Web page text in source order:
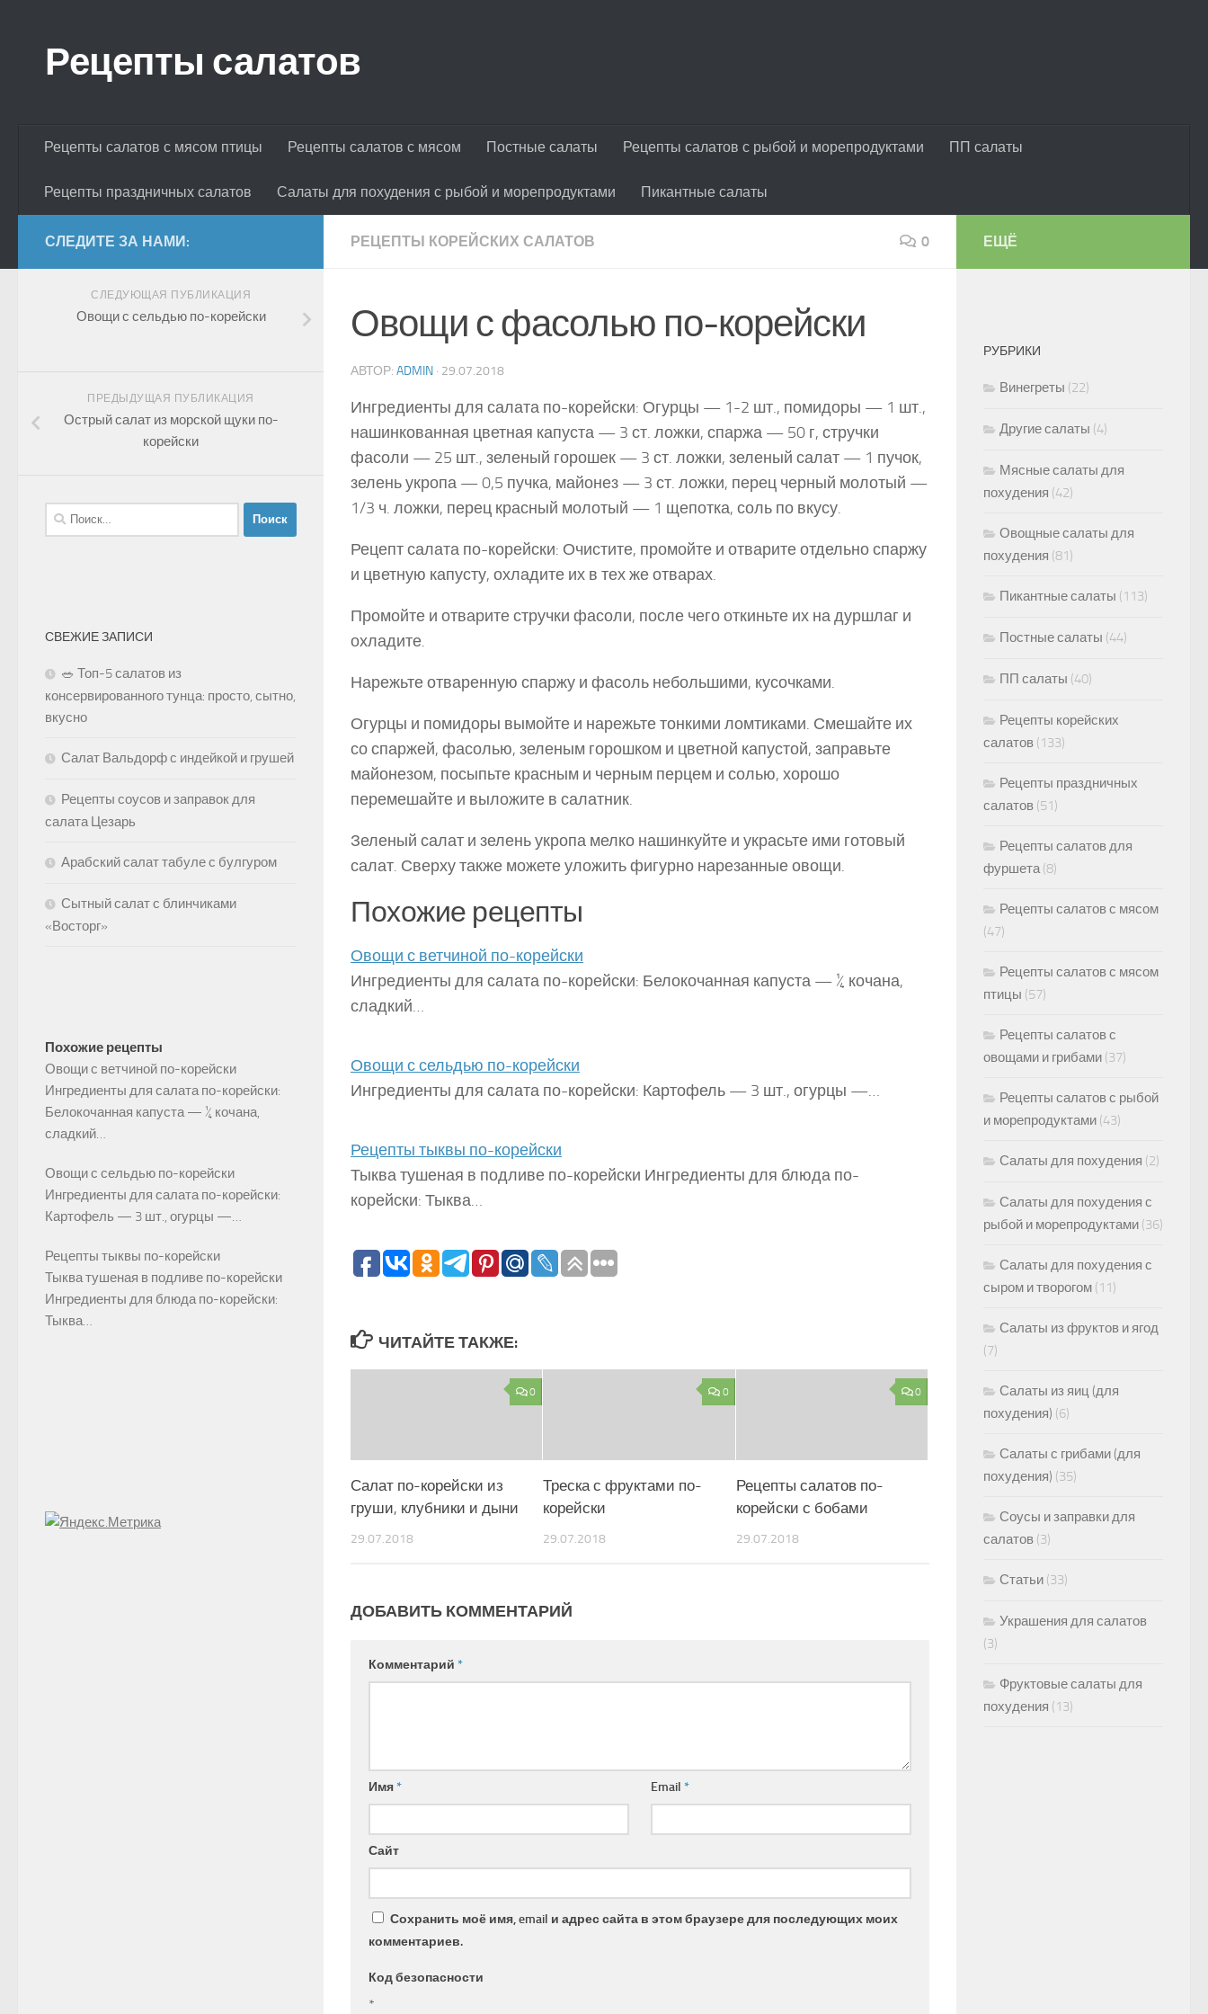
Рецепты салатов
Рецепты салатов с мясом птицы Рецепты салатов с мясом Постные салаты Рецепты салатов с рыбой и морепродуктами ПП салаты
Рецепты праздничных салатов Салаты для похудения с рыбой и морепродуктами Пикантные салаты
РЕЦЕПТЫ КОРЕЙСКИХ САЛАТОВ 0
Овощи с фасолью по-корейски
АВТОР: ADMIN · 29.07.2018
Ингредиенты для салата по-корейски: Огурцы — 1-2 шт., помидоры — 1 шт.,
нашинкованная цветная капуста — 3 ст. ложки, спаржа — 50 г, стручки
фасоли — 25 шт., зеленый горошек — 3 ст. ложки, зеленый салат — 1 пучок,
зелень укропа — 0,5 пучка, майонез — 3 ст. ложки, перец черный молотый —
1/3 ч. ложки, перец красный молотый — 1 щепотка, соль по вкусу.
Рецепт салата по-корейски: Очистите, промойте и отварите отдельно спаржу
и цветную капусту, охладите их в тех же отварах.
Промойте и отварите стручки фасоли, после чего откиньте их на дуршлаг и
охладите.
Нарежьте отваренную спаржу и фасоль небольшими, кусочками.
Огурцы и помидоры вымойте и нарежьте тонкими ломтиками. Смешайте их
со спаржей, фасолью, зеленым горошком и цветной капустой, заправьте
майонезом, посыпьте красным и черным перцем и солью, хорошо
перемешайте и выложите в салатник.
Зеленый салат и зелень укропа мелко нашинкуйте и украсьте ими готовый
салат. Сверху также можете уложить фигурно нарезанные овощи.
Похожие рецепты
Овощи с ветчиной по-корейски
Ингредиенты для салата по-корейски: Белокочанная капуста — ¼ кочана,
сладкий…
Овощи с сельдью по-корейски
Ингредиенты для салата по-корейски: Картофель — 3 шт., огурцы —…
Рецепты тыквы по-корейски
Тыква тушеная в подливе по-корейски Ингредиенты для блюда по-
корейски: Тыква…
ЧИТАЙТЕ ТАКЖЕ:
0
Салат по-корейски из
груши, клубники и дыни
29.07.2018
0
Треска с фруктами по-
корейски
29.07.2018
0
Рецепты салатов по-
корейски с бобами
29.07.2018
ДОБАВИТЬ КОММЕНТАРИЙ
Комментарий *
Имя* Email*
Сайт
Сохранить моё имя, email и адрес сайта в этом браузере для последующих моих
комментариев.
Код безопасности
*
СЛЕДИТЕ ЗА НАМИ:
СЛЕДУЮЩАЯ ПУБЛИКАЦИЯ
Овощи с сельдью по-корейски
ПРЕДЫДУЩАЯ ПУБЛИКАЦИЯ
Острый салат из морской щуки по-
корейски
Найти:
СВЕЖИЕ ЗАПИСИ
🥗 Топ-5 салатов из
консервированного тунца: просто, сытно,
вкусно
Салат Вальдорф с индейкой и грушей
Рецепты соусов и заправок для
салата Цезарь
Арабский салат табуле с булгуром
Сытный салат с блинчиками
«Восторг»
Похожие рецепты
Овощи с ветчиной по-корейски
Ингредиенты для салата по-корейски:
Белокочанная капуста — ¼ кочана,
сладкий…
Овощи с сельдью по-корейски
Ингредиенты для салата по-корейски:
Картофель — 3 шт., огурцы —…
Рецепты тыквы по-корейски
Тыква тушеная в подливе по-корейски
Ингредиенты для блюда по-корейски:
Тыква…
ЕЩЁ
РУБРИКИ
Винегреты (22)
Другие салаты (4)
Мясные салаты для
похудения (42)
Овощные салаты для
похудения (81)
Пикантные салаты (113)
Постные салаты (44)
ПП салаты (40)
Рецепты корейских
салатов (133)
Рецепты праздничных
салатов (51)
Рецепты салатов для
фуршета(8)
Рецепты салатов с мясом
(47)
Рецепты салатов с мясом
птицы (57)
Рецепты салатов с
овощами и грибами (37)
Рецепты салатов с рыбой
и морепродуктами (43)
Салаты для похудения (2)
Салаты для похудения с
рыбой и морепродуктами (36)
Салаты для похудения с
сыром и творогом (11)
Салаты из фруктов и ягод
(7)
Салаты из яиц (для
похудения) (6)
Салаты с грибами (для
похудения) (35)
Соусы и заправки для
салатов (3)
Статьи (33)
Украшения для салатов
(3)
Фруктовые салаты для
похудения (13)